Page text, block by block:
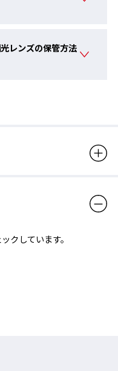
用いられるポリカーボネ
レンズの保管方法
クしています。